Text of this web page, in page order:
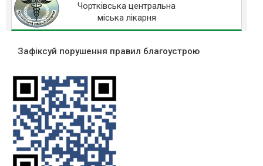
Чортківська центральна
міська лікарня
Зафіксуй порушення правил благоустрою